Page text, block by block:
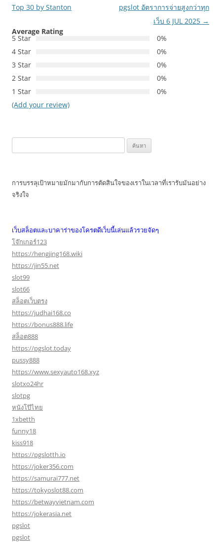
Top 30 by Stanton
pgslot อัตราการจ่ายสูงกว่าทุก
เว็บ 6 JUL 2025 →
Average Rating
5 Star
0%
4 Star
0%
3 Star
0%
2 Star
0%
1 Star
0%
(Add your review)
สำหรับ:
การบรรลุเป้าหมายมักมากับการตัดสินใจของเราในเวลาที่เรารับมันอย่าง
จริงใจ
เว็บสล็อตและบาคาร่าของโครตดีเว็บนี้เล่นแล้วรวยจัดๆ
โจ๊กเกอร์123
https://hengjing168.wiki
https://jin55.net
slot99
slot66
สล็อตเว็บตรง
https://judhai168.co
https://bonus888.life
สล็อต888
https://pgslot.today
pussy888
https://www.sexyauto168.xyz
slotxo24hr
slotpg
หนังโป๊ไทย
1xbetth
funny18
kiss918
https://pgslotth.io
https://joker356.com
https://samurai777.net
https://tokyoslot88.com
https://betwayvietnam.com
https://jokerasia.net
pgslot
pgslot